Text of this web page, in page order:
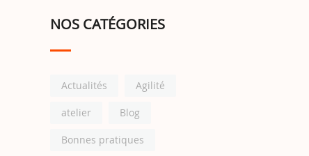
NOS CATÉGORIES
Actualités Agilité
atelier Blog
Bonnes pratiques